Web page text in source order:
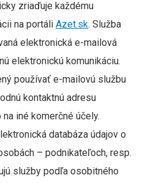
zriaďuje každému
na portáli Azet.sk. Služba
elektronická e-mailová
elektronickú komunikáciu.
používať e-mailovú službu
kontaktnú adresu
iné komerčné účely.
databáza údajov o
– podnikateľoch, resp.
služby podľa osobitného